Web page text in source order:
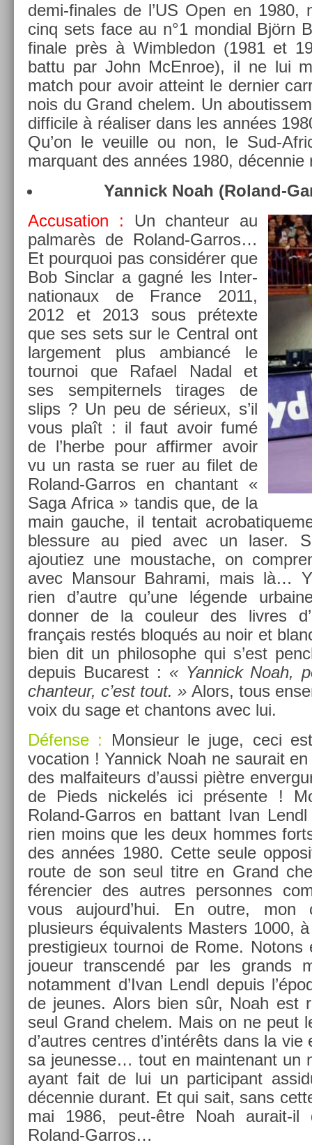
demi-finales de l’US Open en 1980,
cinq sets face au n°1 mon­di­al Björn
fin­ale près à Wimbledon (1981 et
battu par John McEn­roe), il ne lui
match pour avoir at­teint le de­rni­er
nois du Grand chelem. Un
dif­ficile à réalis­er dans les années
Qu’on le veuil­le ou non, le Sud-
mar­quant des années 1980, décen­nie
Yan­nick Noah (Roland-
Ac­cusa­tion : Un chan­teur au
pal­marès de Roland-Garros…
Et pour­quoi pas con­sidér­er que
Bob Sinclar a gagné les In­ter­
nationaux de Fran­ce 2011,
2012 et 2013 sous prétexte
que ses sets sur le Centr­al ont
lar­ge­ment plus am­biancé le
tour­noi que Rafael Nadal et
ses sem­piter­nels tirages de
slips ? Un peu de sérieux, s’il
vous plaît : il faut avoir fumé
de l’herbe pour af­firm­er avoir
vu un rasta se ruer au filet de
Roland-Garros en chan­tant «
Saga Af­rica » tan­dis que, de la
main gauc­he, il ten­tait
bles­sure au pied avec un laser.
ajoutiez une mous­tache, on
avec Man­sour Bah­rami, mais là…
rien d’autre qu’une légende
donn­er de la co­uleur des li­vres
français restés bloqués au noir et
bien dit un philosop­he qui s’est
de­puis Bucarest : « Yan­nick Noah,
chan­teur, c’est tout. » Alors, tous
voix du sage et chan­tons avec lui.
Défense : Mon­sieur le juge, ceci
voca­tion ! Yan­nick Noah ne saurait
des mal­faiteurs d’aussi piètre
de Pieds nic­kelés ici présente !
Roland-Garros en bat­tant Ivan
rien moins que les deux hom­mes
des années 1980. Cette seule
route de son seul titre en Grand
féren­ci­er des aut­res per­son­nes
vous aujourd’hui. En outre, mon
plusieurs équivalents Mast­ers 1000,
pre­stigieux tour­noi de Rome.
joueur trans­cendé par les grands
notam­ment d’Ivan Lendl de­puis
de jeunes. Alors bien sûr, Noah est
seul Grand chelem. Mais on ne peut
d’aut­res centres d’intérêts dans la vie
sa jeunes­se… tout en main­tenant un
ayant fait de lui un par­ticipant
décen­nie durant. Et qui sait, sans
mai 1986, peut-être Noah aurait-
Roland-Garros…